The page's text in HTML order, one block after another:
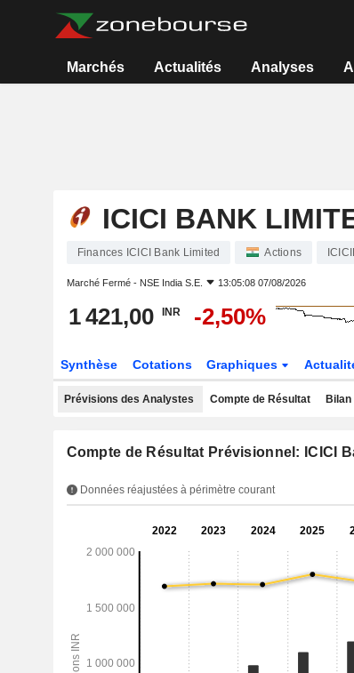
Marchés Actualités Analyses
ICICI BANK
Finances ICICI Bank Limited Actions
Marché Fermé - NSE India S.E. 13:05:08 07/08/2026
1 421,00 INR -2,50%
Synthèse Cotations Graphiques
Prévisions des Analystes Compte de Résultat Bilan
Compte de Résultat Prévisionnel: ICICI
Données réajustées à périmètre courant